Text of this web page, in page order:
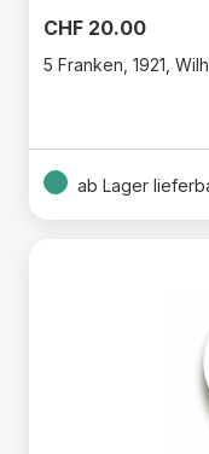
CHF 20.00
5 Franken, 1921,
ab Lager